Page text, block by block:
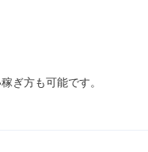
ぎ方も可能です。